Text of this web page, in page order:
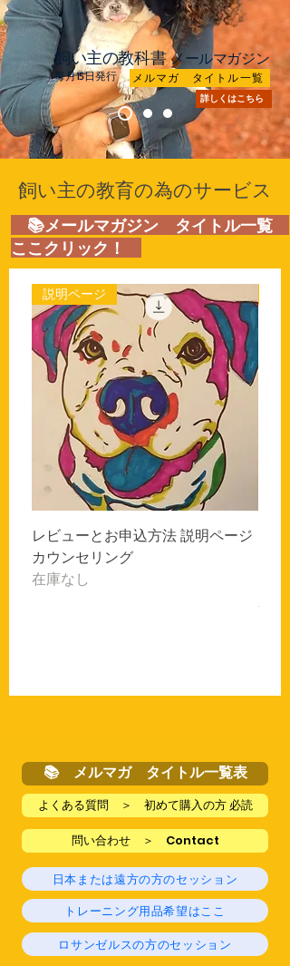
飼い主の教科書 メールマガジン
毎月15日発行 メルマガ タイトル一覧
詳しくはこちら
飼い主の教育の為のサービス
​ 📚メールマガジン タイトル一覧
ここクリック！
説明ページ
レビューとお申込方法 説明ページ
カウンセリング
在庫なし
消費税
📚 メルマガ タイトル一覧表
よくある質問 ＞ 初めて購入の方 必読
問い合わせ ＞ Contact
日本または遠方の方のセッション
トレーニング用品希望はここ
ロサンゼルスの方のセッション